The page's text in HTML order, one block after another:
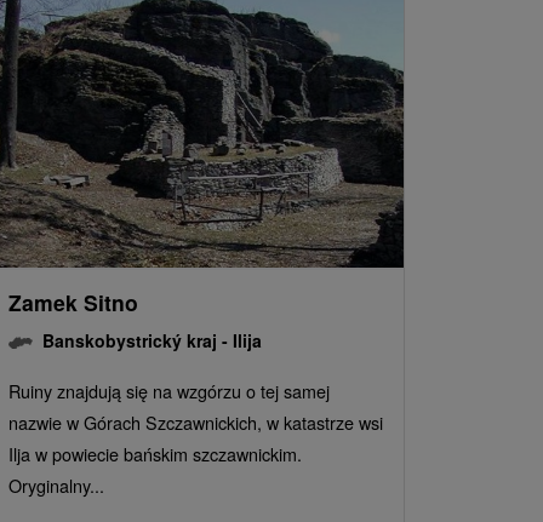
Zamek Sitno
Banskobystrický kraj - Ilija
Ruiny znajdują się na wzgórzu o tej samej
nazwie w Górach Szczawnickich, w katastrze wsi
Ilja w powiecie bańskim szczawnickim.
Oryginalny...